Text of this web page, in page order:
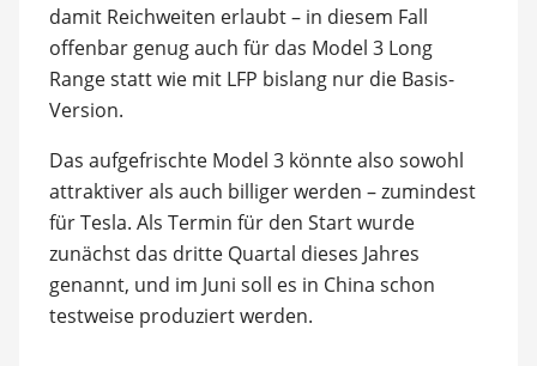
damit Reichweiten erlaubt – in diesem Fall
offenbar genug auch für das Model 3 Long
Range statt wie mit LFP bislang nur die Basis-
Version.
Das aufgefrischte Model 3 könnte also sowohl
attraktiver als auch billiger werden – zumindest
für Tesla. Als Termin für den Start wurde
zunächst das dritte Quartal dieses Jahres
genannt, und im Juni soll es in China schon
testweise produziert werden.